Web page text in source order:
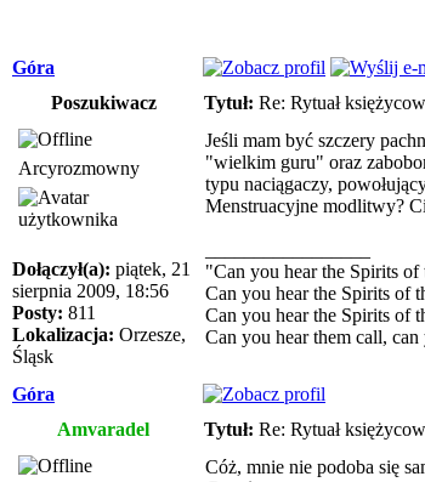
Góra
Poszukiwacz
Tytuł: Re: Rytuał
Arcyrozmowny
Dołączył(a): piątek, 21
sierpnia 2009, 18:56
Posty: 811
Lokalizacja: Orzesze,
Śląsk
Jeśli mam być szczery
"wielkim guru" oraz
typu naciągaczy,
Menstruacyjne modlitwy?
"Can you hear the Spirits of
Can you hear the Spirits of
Can you hear the Spirits of
Can you hear them call,
Góra
Amvaradel
Tytuł: Re: Rytuał
Cóż, mnie nie podoba się